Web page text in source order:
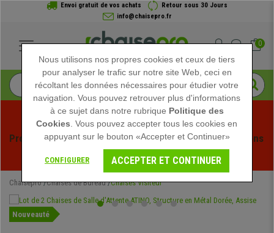
Envoi gratuit de vos achats
Retour sous 30 Jours
info@chaisepro.fr
0
Profitez des soldes d'été chez Chaisepro ! Des réductions
exclusives pour une durée limitée - Voir l'offre
Chaisepro Chaises de Bureau Chaises Visiteur
Nouveauté
Nous utilisons nos propres cookies et ceux de tiers
pour analyser le trafic sur notre site Web, ceci en
récoltant les données nécessaires pour étudier votre
navigation. Vous pouvez retrouver plus d'informations
à ce sujet dans notre rubrique Politique des
Cookies . Vous pouvez accepter tous les cookies en
appuyant sur le bouton «Accepter et Continuer»
CONFIGURER ACCEPTER ET CONTINUER